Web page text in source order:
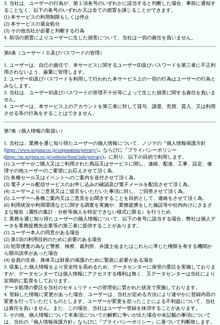
3. 当社は、ユーザーの行為が、第１項各号のいずれかに該当すると判断した場合、事前に通知す
ることなく、以下の各号のいずれか又は全ての措置を講じることができます。
(1) 本サービスの利用制限もしくは停止
(2) 本サービスの退会処分
(3) その他当社が必要と判断する行為
4. 前項の措置によりユーザーに生じた損害について、当社は一切の責任を負いません。
第6条（ユーザーＩＤ及びパスワードの管理）
1. ユーザーは、自己の責任で、本サービスに関するユーザーID及びパスワードを第三者に不正利
用されないよう、厳重に管理します。
2. ユーザーID及びパスワードを利用して行われた本サービス上の一切の行為はユーザーの行為と
みなします。
3. 当社は、ユーザーID及びパスワードの管理不十分等によって生じた損害に関する責任を負いま
せん。
4. ユーザーは、本サービス上のアカウントを第三者に対して貸与、譲渡、売買、質入、又は利用
させる等の行為をすることはできません。
第7条（個人情報の取扱い）
1. 当社は、業務を通じ知り得たユーザーの個人情報について、ノジマの『個人情報保護方針
(https://www.nojima.co.jp/corporation/privacy/)』ならびに『プライバシーポリシー
(https://m.nojima.co.jp/website/front/info/privacy)』に則り、以下の目的で利用します。
(1) ユーザーがご購入又はご利用された商品又はサービスに関し、連絡、配達、工事、設定、修
理その他ユーザーのご要望にお応えさせて頂く為。
(2) 各種セール又はイベントへのご案内を送付させて頂く為。
(3) 電子メール配信サービスのお申し込みの確認及び電子メールを配信させて頂く為。
(4) ユーザーよりご意見又はご提言をいただいた事項に対し、ご回答させて頂く為。
(5) ユーザーへ各種ご案内又はご意見をお聞きすることを目的として、連絡をさせて頂く為。
(6) 利用状況や利用環境などに関する調査を実施や、業務提携をした施設等や社内向けにさまざ
まな報告（属性の集計・分析等個人を特定できない様式に限る）を行うため
2. 業務を通じ知り得たユーザーの個人情報について、以下の各号に該当する場合、弊社は個人デ
ータを業務提携先企業等の第三者に提供することがあります。
(1) ユーザー本人の同意がある場合
(2) 第1項の利用目的のために必要のある場合
(3) 犯罪捜査の為など警察、検察、裁判所、弁護士会またはこれらに準じた権限を有する機関か
ら開示請求があった場合
(4) 会員の生命、身体又は財産の保護のために緊急に必要がある場合
3. 収集した個人情報をより安全性を高めるため、データセンターに保管の委託を実施しておりま
すが、データセンターでは個人情報にアクセスする権利は無く、又データセンターは当社により
定期的に監督をしております。
データ処理の委託を当社のセキュリティーの管理化に置かれた状況で実施しております。
4. 登録した情報に変更があった場合、ユーザーは、当社が定める方法により速やかに登録内容の
変更を行っていただくものとします。ユーザーが変更を怠ったことによる不利益について、当社
は責任を負いません。また、この場合、当社はユーザー登録を抹消することがあります。
5. その他、個人情報について本条項についての解釈に争いが出た場合や未記載の事項について
は、当社の『個人情報保護方針』ならびに『プライバシーポリシー』に基づいて判断致します。